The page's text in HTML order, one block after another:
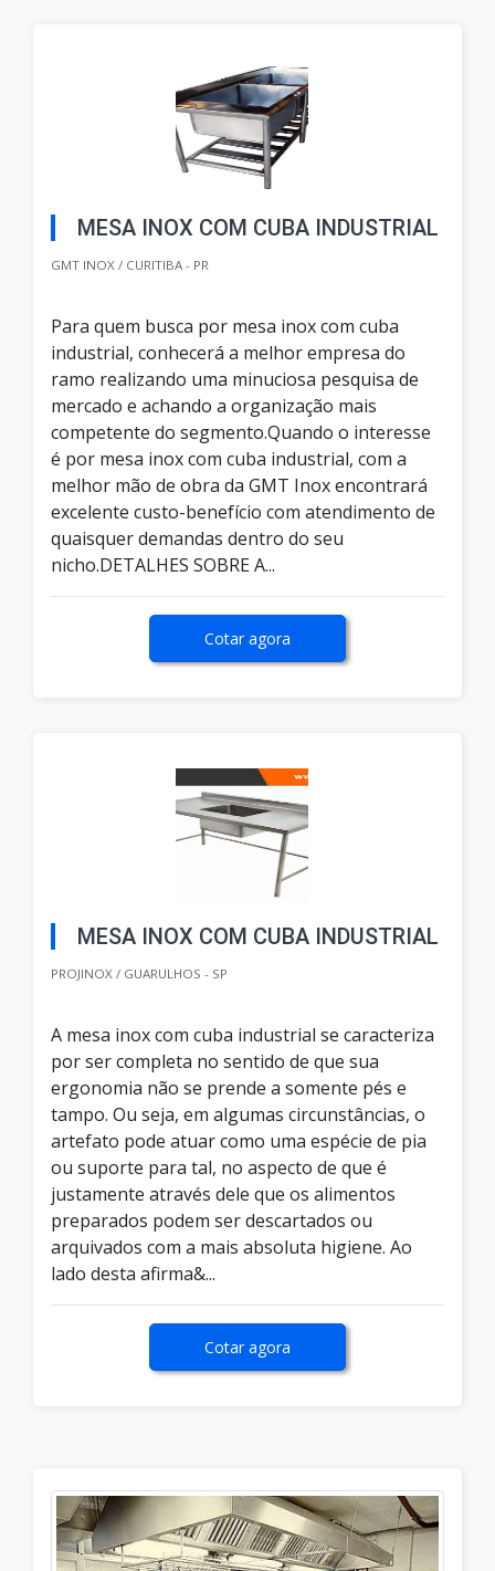
MESA INOX COM CUBA INDUSTRIAL
GMT INOX / CURITIBA - PR
Para quem busca por mesa inox com cuba
industrial, conhecerá a melhor empresa do
ramo realizando uma minuciosa pesquisa de
mercado e achando a organização mais
competente do segmento.Quando o interesse
é por mesa inox com cuba industrial, com a
melhor mão de obra da GMT Inox encontrará
excelente custo-benefício com atendimento de
quaisquer demandas dentro do seu
nicho.DETALHES SOBRE A...
Cotar agora
MESA INOX COM CUBA INDUSTRIAL
PROJINOX / GUARULHOS - SP
A mesa inox com cuba industrial se caracteriza
por ser completa no sentido de que sua
ergonomia não se prende a somente pés e
tampo. Ou seja, em algumas circunstâncias, o
artefato pode atuar como uma espécie de pia
ou suporte para tal, no aspecto de que é
justamente através dele que os alimentos
preparados podem ser descartados ou
arquivados com a mais absoluta higiene. Ao
lado desta afirma&...
Cotar agora